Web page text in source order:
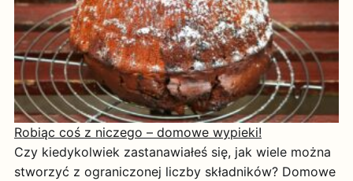
Robiąc coś z niczego – domowe wypieki!
Czy kiedykolwiek zastanawiałeś się, jak wiele można
stworzyć z ograniczonej liczby składników? Domowe